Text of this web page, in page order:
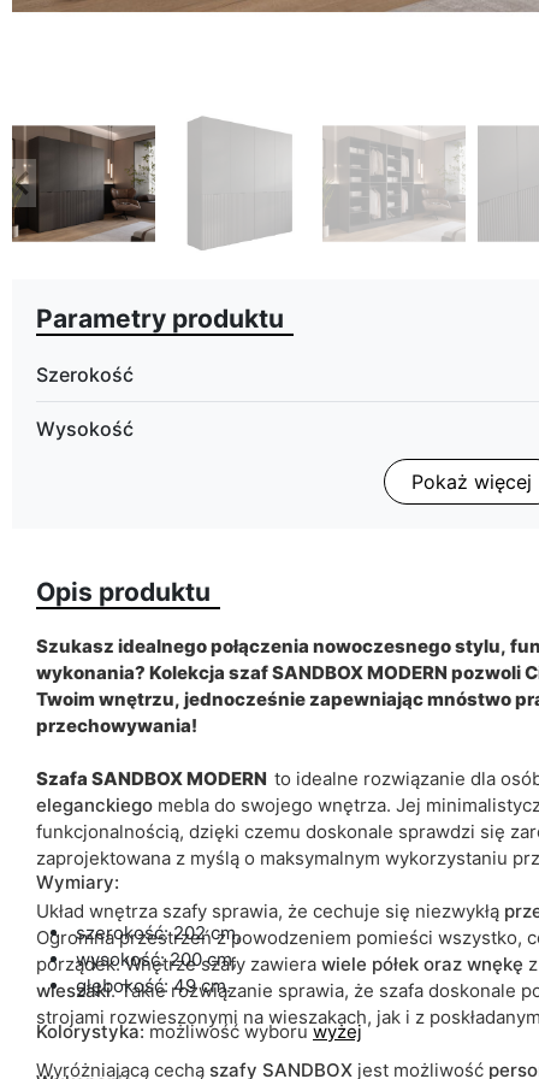
Poprzedni
Parametry produktu
Szerokość
Wysokość
Typ szafy
Wykończenie
Kolorystyka
Szuflady
Lustro
ean13
Termin dostawy:
Ze względu na proces produkcyjny i właściwości materiałów,
cm.
Pokaż więcej
Opis produktu
Szukasz idealnego połączenia nowoczesnego stylu,
wykonania? Kolekcja szaf SANDBOX MODERN
Twoim wnętrzu, jednocześnie zapewniając mnóstwo
przechowywania!
Szafa SANDBOX MODERN to idealne rozwiązanie dla
eleganckiego mebla do swojego wnętrza. Jej
funkcjonalnością, dzięki czemu doskonale sprawdzi się
zaprojektowana z myślą o maksymalnym wykorzystaniu
Układ wnętrza szafy sprawia, że cechuje się niezwykłą
Ogromna przestrzeń z powodzeniem pomieści wszystko,
porządek.Wnętrze szafy zawiera wiele półek oraz wnękę
wieszaki.Takie rozwiązanie sprawia, że szafa doskonale
strojami rozwieszonymi na wieszakach, jak i z
Wyróżniającą cechą szafy SANDBOX jest możliwość
Wymiary:
szerokość: 202 cm,
wysokość: 200 cm,
głębokość: 49 cm.
Kolorystyka:możliwość wyboruwyżej